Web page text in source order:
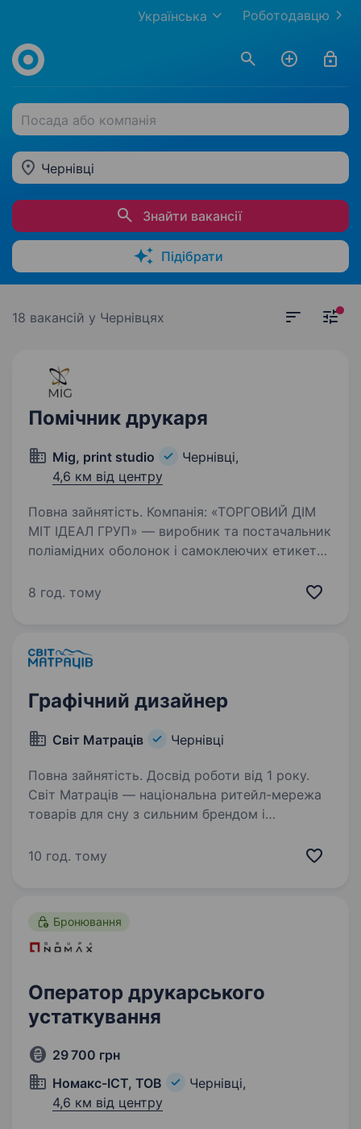
Роботодавцю
Українська
Посада або компанія
Чернівці
Знайти вакансії
Підібрати
18 вакансій у Чернівцях
Помічник друкаря
Mig, print studio
Чернівці,
4,6 км від центру
Повна зайнятість. Компанія: «ТОРГОВИЙ ДІМ
МІТ ІДЕАЛ ГРУП» — виробник та постачальник
поліамідних оболонок і самоклеючих етикеток
роботи: Позмінний графік неділя через неділю
8 год. тому
Графічний дизайнер
Світ Матраців Чернівці
Повна зайнятість. Досвід роботи від 1 року.
Світ Матраців — національна ритейл-мережа
товарів для сну з сильним брендом і
креативного графічного дизайнера, який вміє
10 год. тому
Бронювання
Оператор друкарського
устаткування
29 700 грн
Номакс-ІСТ, ТОВ
Чернівці,
4,6 км від центру